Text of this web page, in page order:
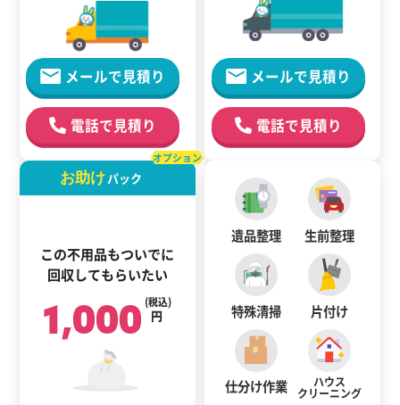
メールで見積り
電話で見積り
メールで見積り
電話で見積り
お助けパック
この不用品もついでに
回収してもらいたい
オプション
1,000 円
(税込)
遺品整理 生前整理
特殊清掃 片付け
仕分け作業 ハウス
クリーニング